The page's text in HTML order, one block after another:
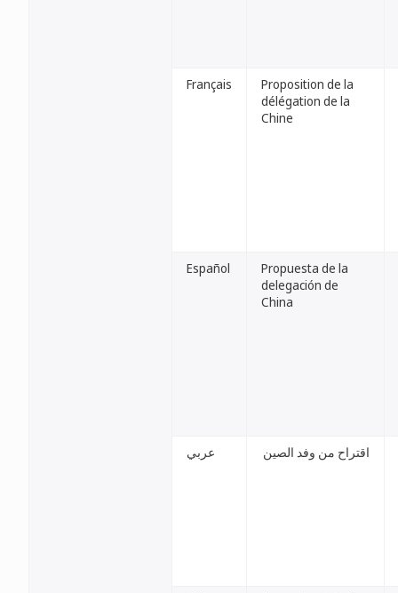
Français
Proposition de la
délégation de la
Chine
Español
Propuesta de la
delegación de
China
عربي اقتراح من وفد الصين